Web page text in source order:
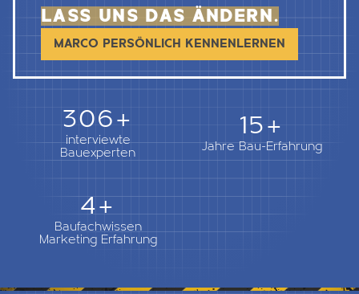
LASS UNS DAS ÄNDERN.
MARCO PERSÖNLICH KENNENLERNEN
362+
interviewte
Bauexperten
18+
Jahre Bau-Erfahrung
5+
Baufachwissen
Marketing Erfahrung